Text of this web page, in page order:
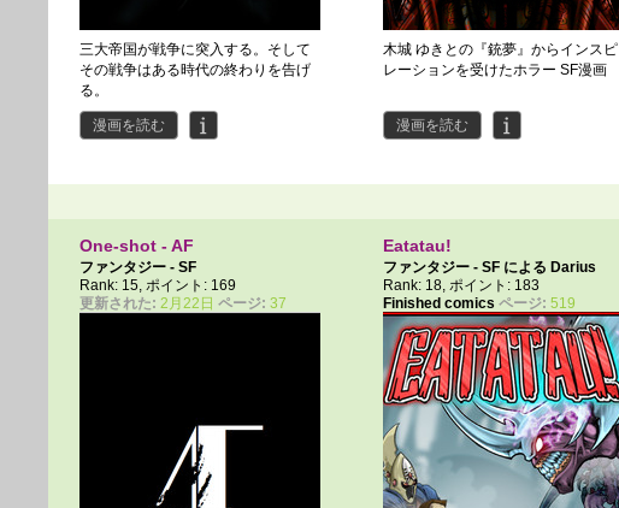
三大帝国が戦争に突入する。そして
その戦争はある時代の終わりを告げ
る。
漫画を読む
木城 ゆきとの『銃夢』からインスピ
レーションを受けたホラー SF漫画
漫画を読む
One-shot - AF
ファンタジー - SF
Rank: 15, ポイント: 169
更新された: 2月22日 ページ: 37
Eatatau!
ファンタジー - SF による Darius
Rank: 18, ポイント: 183
Finished comics ページ: 519